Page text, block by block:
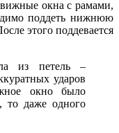
окна с рамами,
поддеть нижнюю
этого поддевается
из петель –
ударов
окно было
то даже одного